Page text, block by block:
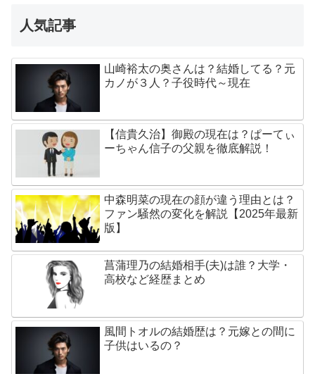
人気記事
山崎裕太の奥さんは？結婚してる？元
カノが３人？子役時代～現在
【信貴久治】御殿の現在は？ぱーてぃ
ーちゃん信子の父親を徹底解説！
中森明菜の現在の顔が違う理由とは？
ファン騒然の変化を解説【2025年最新
版】
菖蒲理乃の結婚相手(夫)は誰？大学・
高校など経歴まとめ
風間トオルの結婚歴は？元嫁との間に
子供はいるの？